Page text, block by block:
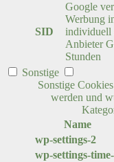
SID
Google
Werbung
individuell
Anbieter
Stunden
Sonstige
Sonstige
werden und
Name
wp-settings-2
wp-settings-